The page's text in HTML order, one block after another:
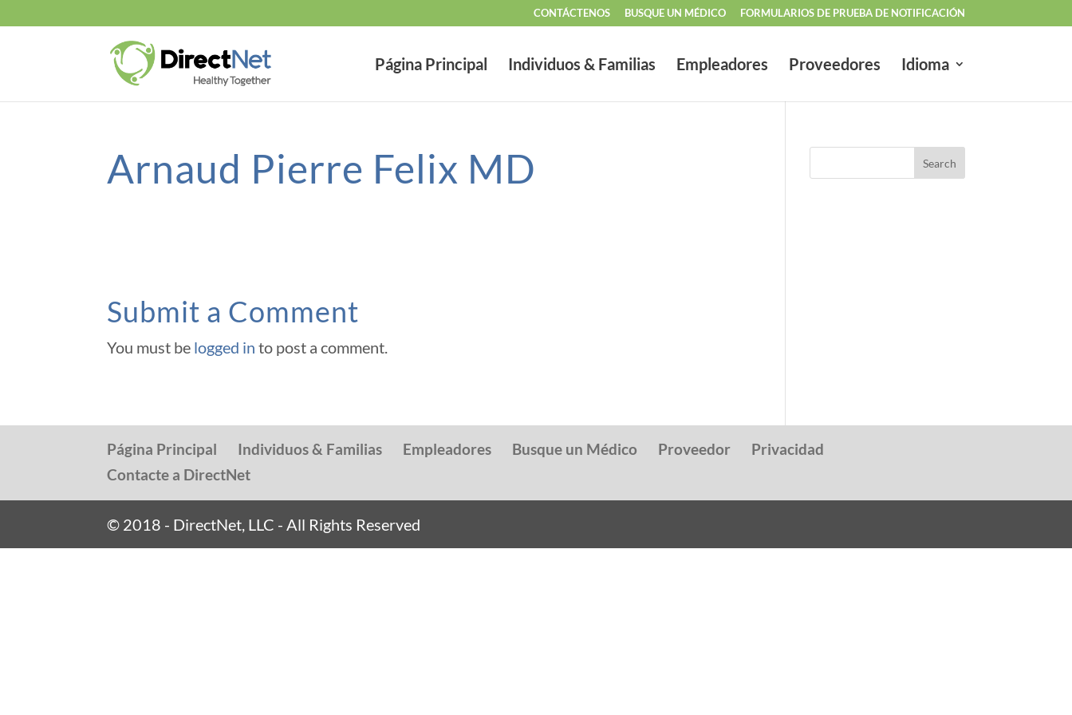
CONTÁCTENOS BUSQUE UN MÉDICO FORMULARIOS DE PRUEBA DE NOTIFICACIÓN
Página Principal Individuos & Familias Empleadores Proveedores Idioma
Arnaud Pierre Felix MD
Submit a Comment
You must be logged in to post a comment.
Página Principal Individuos & Familias Empleadores Busque un Médico Proveedor
Privacidad
Contacte a DirectNet
© 2018 - DirectNet, LLC - All Rights Reserved